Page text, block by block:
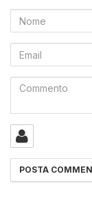
Nome
Email
Commento